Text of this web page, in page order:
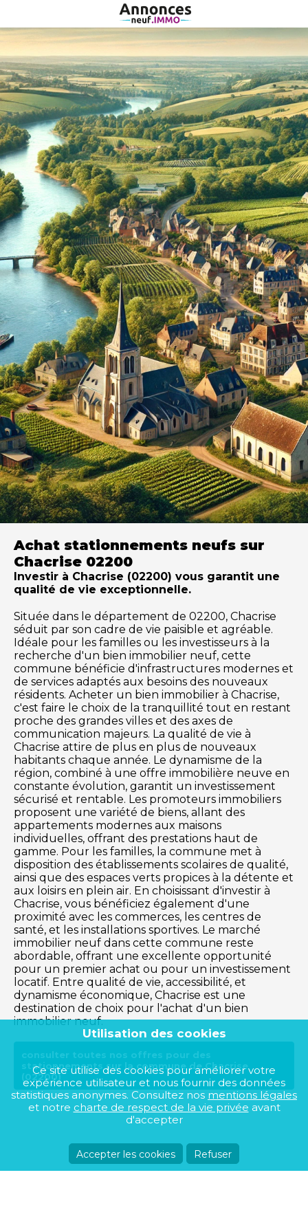
Achat stationnements neufs sur
Chacrise 02200
Investir à Chacrise (02200) vous garantit une
qualité de vie exceptionnelle.
Située dans le département de 02200, Chacrise
séduit par son cadre de vie paisible et agréable.
Idéale pour les familles ou les investisseurs à la
recherche d'un bien immobilier neuf, cette
commune bénéficie d'infrastructures modernes et
de services adaptés aux besoins des nouveaux
résidents. Acheter un bien immobilier à Chacrise,
c'est faire le choix de la tranquillité tout en restant
proche des grandes villes et des axes de
communication majeurs. La qualité de vie à
Chacrise attire de plus en plus de nouveaux
habitants chaque année. Le dynamisme de la
région, combiné à une offre immobilière neuve en
constante évolution, garantit un investissement
sécurisé et rentable. Les promoteurs immobiliers
proposent une variété de biens, allant des
appartements modernes aux maisons
individuelles, offrant des prestations haut de
gamme. Pour les familles, la commune met à
disposition des établissements scolaires de qualité,
ainsi que des espaces verts propices à la détente et
aux loisirs en plein air. En choisissant d'investir à
Chacrise, vous bénéficiez également d'une
proximité avec les commerces, les centres de
santé, et les installations sportives. Le marché
immobilier neuf dans cette commune reste
abordable, offrant une excellente opportunité
pour un premier achat ou pour un investissement
locatif. Entre qualité de vie, accessibilité, et
dynamisme économique, Chacrise est une
destination de choix pour l'achat d'un bien
immobilier neuf.
consulter toutes nos offres pour des
stationnements sur la commune de Chacrise
(02200)
Utilisation des cookies
Ce site utilise des cookies pour améliorer votre
expérience utilisateur et nous fournir des données
statistiques anonymes. Consultez nos mentions légales
et notre charte de respect de la vie privée avant
d'accepter
Accepter les cookies Refuser